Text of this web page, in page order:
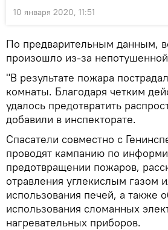
10 января 2020, 11:51
По предварительным данным,
произошло из-за
"В результате пожара
комнаты. Благодаря четким
удалось предотвратить
добавили в инспекторате.
Спасатели совместно с
проводят кампанию по
предотвращении пожаров,
отравления углекислым газом
использования печей, а также
использования сломанных
нагревательных приборов.